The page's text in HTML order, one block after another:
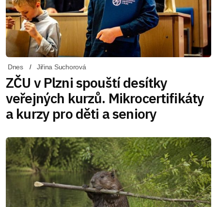
Dnes Jiřina Suchorová
ZČU v Plzni spouští desítky
veřejných kurzů. Mikrocertifikáty
a kurzy pro děti a seniory